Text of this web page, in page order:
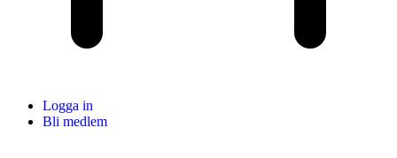
Logga in
Bli medlem